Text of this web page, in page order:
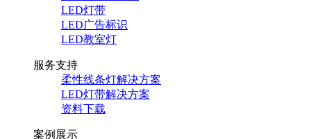
LED灯带
LED广告标识
LED教室灯
服务支持
柔性线条灯解决方案
LED灯带解决方案
资料下载
案例展示